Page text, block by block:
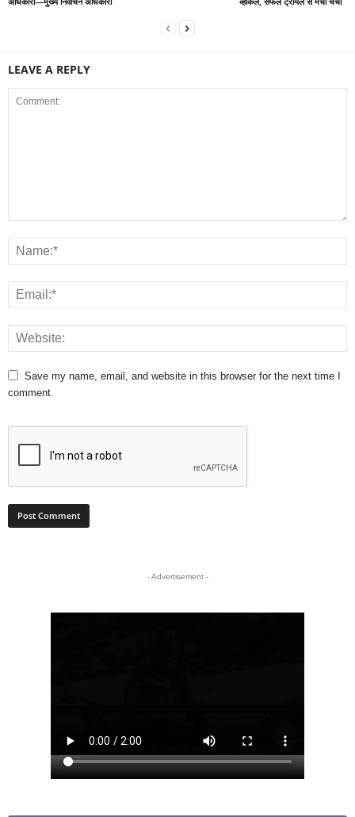
LEAVE A REPLY
Save my name, email, and website in this browser for the next time I
comment.
- Advertisement -